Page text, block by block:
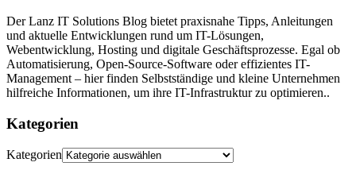
Der Lanz IT Solutions Blog bietet praxisnahe Tipps, Anleitungen
und aktuelle Entwicklungen rund um IT-Lösungen,
Webentwicklung, Hosting und digitale Geschäftsprozesse. Egal ob
Automatisierung, Open-Source-Software oder effizientes IT-
Management – hier finden Selbstständige und kleine Unternehmen
hilfreiche Informationen, um ihre IT-Infrastruktur zu optimieren..
Kategorien
Kategorien